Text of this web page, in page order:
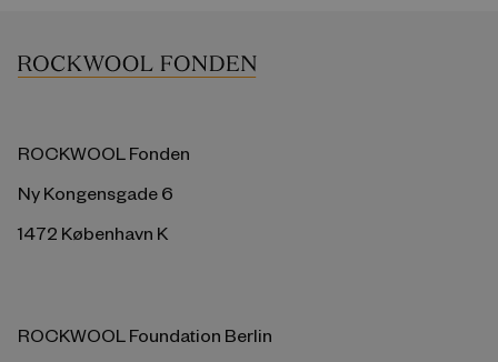
ROCKWOOL Fonden
Ny Kongensgade 6
1472 København K
ROCKWOOL Foundation Berlin